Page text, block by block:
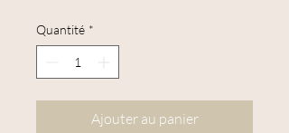
Quantité *
Ajouter au panier